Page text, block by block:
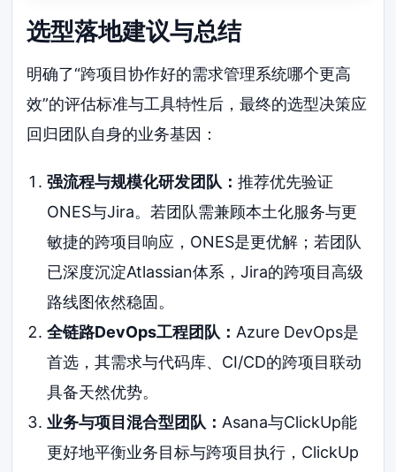
选型落地建议与总结
明确了“跨项目协作好的需求管理系统哪个更高
效”的评估标准与工具特性后，最终的选型决策应
回归团队自身的业务基因：
强流程与规模化研发团队： 推荐优先验证
ONES与Jira。若团队需兼顾本土化服务与更
敏捷的跨项目响应，ONES是更优解；若团队
已深度沉淀Atlassian体系，Jira的跨项目高级
路线图依然稳固。
全链路DevOps工程团队： Azure DevOps是
首选，其需求与代码库、CI/CD的跨项目联动
具备天然优势。
业务与项目混合型团队： Asana与ClickUp能
更好地平衡业务目标与跨项目执行，ClickUp